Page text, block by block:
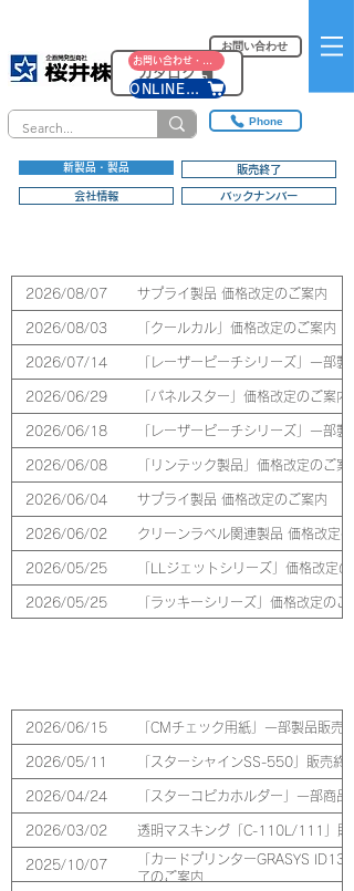
お問い合わせ
カタログ
お問い合わせ・資料請求
Phone
新製品・製品
会社情報
販売終了
バックナンバー
2026/08/07 サプライ製品 価格改定のご案内
2026/08/03 「クールカル」価格改定のご案内
2026/07/14 「レーザーピーチシリーズ」一部製
2026/06/29 「パネルスター」価格改定のご案内
2026/06/18 「レーザーピーチシリーズ」一部製
2026/06/08 「リンテック製品」価格改定のご案
2026/06/04 サプライ製品 価格改定のご案内
2026/06/02 クリーンラベル関連製品 価格改定の
2026/05/25 「LLジェットシリーズ」価格改定の
2026/05/25 「ラッキーシリーズ」価格改定のご
2026/06/15 「CMチェック用紙」一部製品販売
2026/05/11 「スターシャインSS-550」販売終
2026/04/24 「スターコピカホルダー」一部商品
2026/03/02 透明マスキング「C-110L/111」販
2025/10/07
「カードプリンターGRASYS
了のご案内